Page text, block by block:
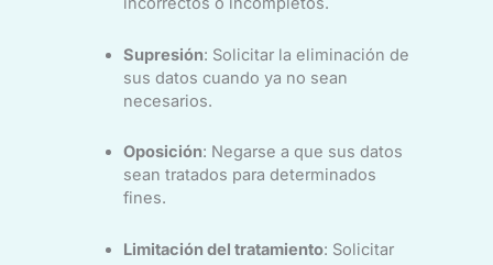
Supresión: Solicitar la eliminación de
sus datos cuando ya no sean
necesarios.
Oposición: Negarse a que sus datos
sean tratados para determinados
fines.
Limitación del tratamiento: Solicitar